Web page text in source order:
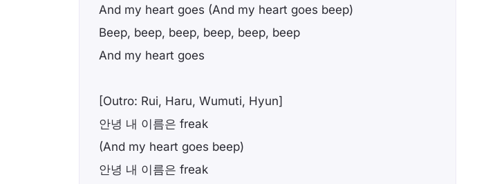
And my heart goes (And my heart goes beep)
Beep, beep, beep, beep, beep, beep
And my heart goes
[Outro: Rui, Haru, Wumuti, Hyun]
안녕 내 이름은 freak
(And my heart goes beep)
안녕 내 이름은 freak